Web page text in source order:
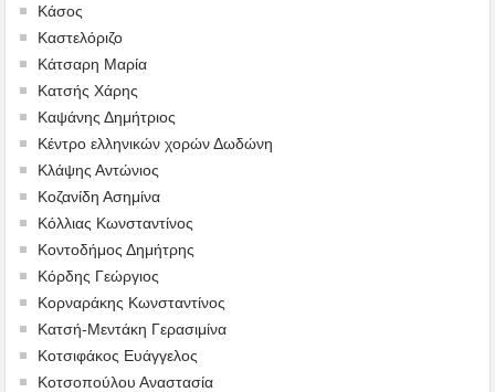
Κάσος
Καστελόριζο
Κάτσαρη Μαρία
Κατσής Χάρης
Καψάνης Δημήτριος
Κέντρο ελληνικών χορών Δωδώνη
Κλάψης Αντώνιος
Κοζανίδη Ασημίνα
Κόλλιας Κωνσταντίνος
Κοντοδήμος Δημήτρης
Κόρδης Γεώργιος
Κορναράκης Κωνσταντίνος
Κατσή-Μεντάκη Γερασιμίνα
Κοτσιφάκος Ευάγγελος
Κοτσοπούλου Αναστασία